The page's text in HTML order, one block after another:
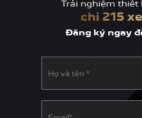
Trải nghiệm
chỉ 215
Đăng ký ngay